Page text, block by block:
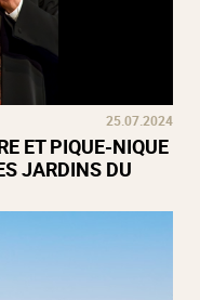
25.07.2024
ET PIQUE-NIQUE
JARDINS DU